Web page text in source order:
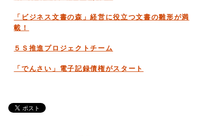
「ビジネス文書の森」経営に役立つ文書の雛形が満
載！
５Ｓ推進プロジェクトチーム
「でんさい」電子記録債権がスタート